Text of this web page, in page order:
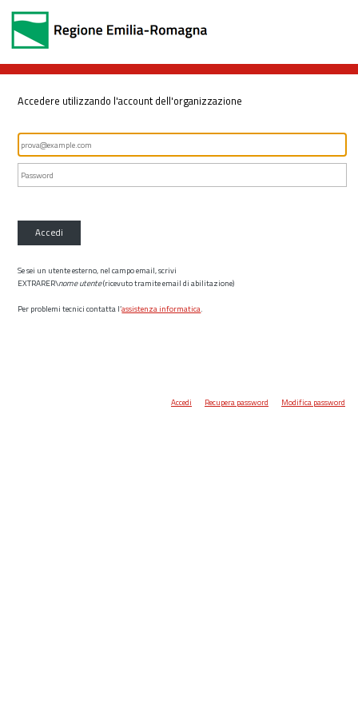
Accedere utilizzando l'account dell'organizzazione
Accedi
Se sei un utente esterno, nel campo email, scrivi
EXTRARER\nome utente(ricevuto tramite email di abilitazione)
Per problemi tecnici contatta l’assistenza informatica.
Accedi Recupera password Modifica password